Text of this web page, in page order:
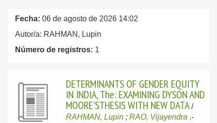
Fecha: 06 de agosto de 2026 14:02
Autor/a: RAHMAN, Lupin
Número de registros: 1
DETERMINANTS OF GENDER EQUITY
IN INDIA, The: EXAMINING DYSON AND
MOORE'STHESIS WITH NEW DATA /
RAHMAN, Lupin ; RAO, Vijayendra .-